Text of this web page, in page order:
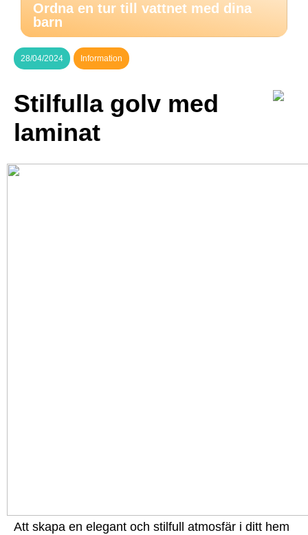
Ordna en tur till vattnet med dina
barn
28/04/2024 Information
Stilfulla golv med
laminat
Att skapa en elegant och stilfull atmosfär i ditt hem